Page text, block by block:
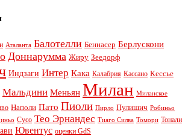
Аталанта Балотелли Беннасер Берлускони
Доннарумма Жиру Зеедорф
Индзаги Интер Кака Калабрия Кассано Кессье
Мальдини Меньян Милан Миланское
Наполи Пато Пиоли Пирло Пулишич Робиньо
Сусо Тео Эрнандес Тиаго Силва Томори Тонали
Ювентус оценки GdS